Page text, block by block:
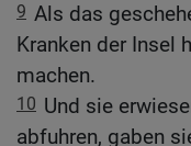
9 Als das
Kranken der Insel
machen.
10 Und sie
abfuhren, gaben